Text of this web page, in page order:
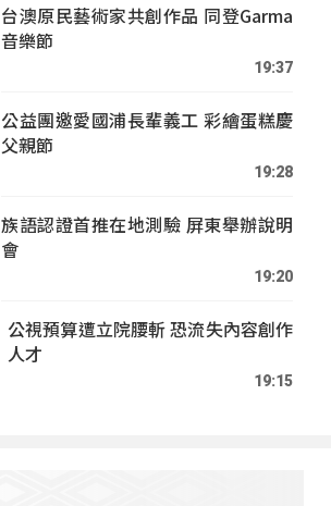
台澳原民藝術家共創作品 同登Garma
音樂節
19:37
公益團邀愛國浦長輩義工 彩繪蛋糕慶
父親節
19:28
族語認證首推在地測驗 屏東舉辦說明
會
19:20
公視預算遭立院腰斬 恐流失內容創作
人才
19:15